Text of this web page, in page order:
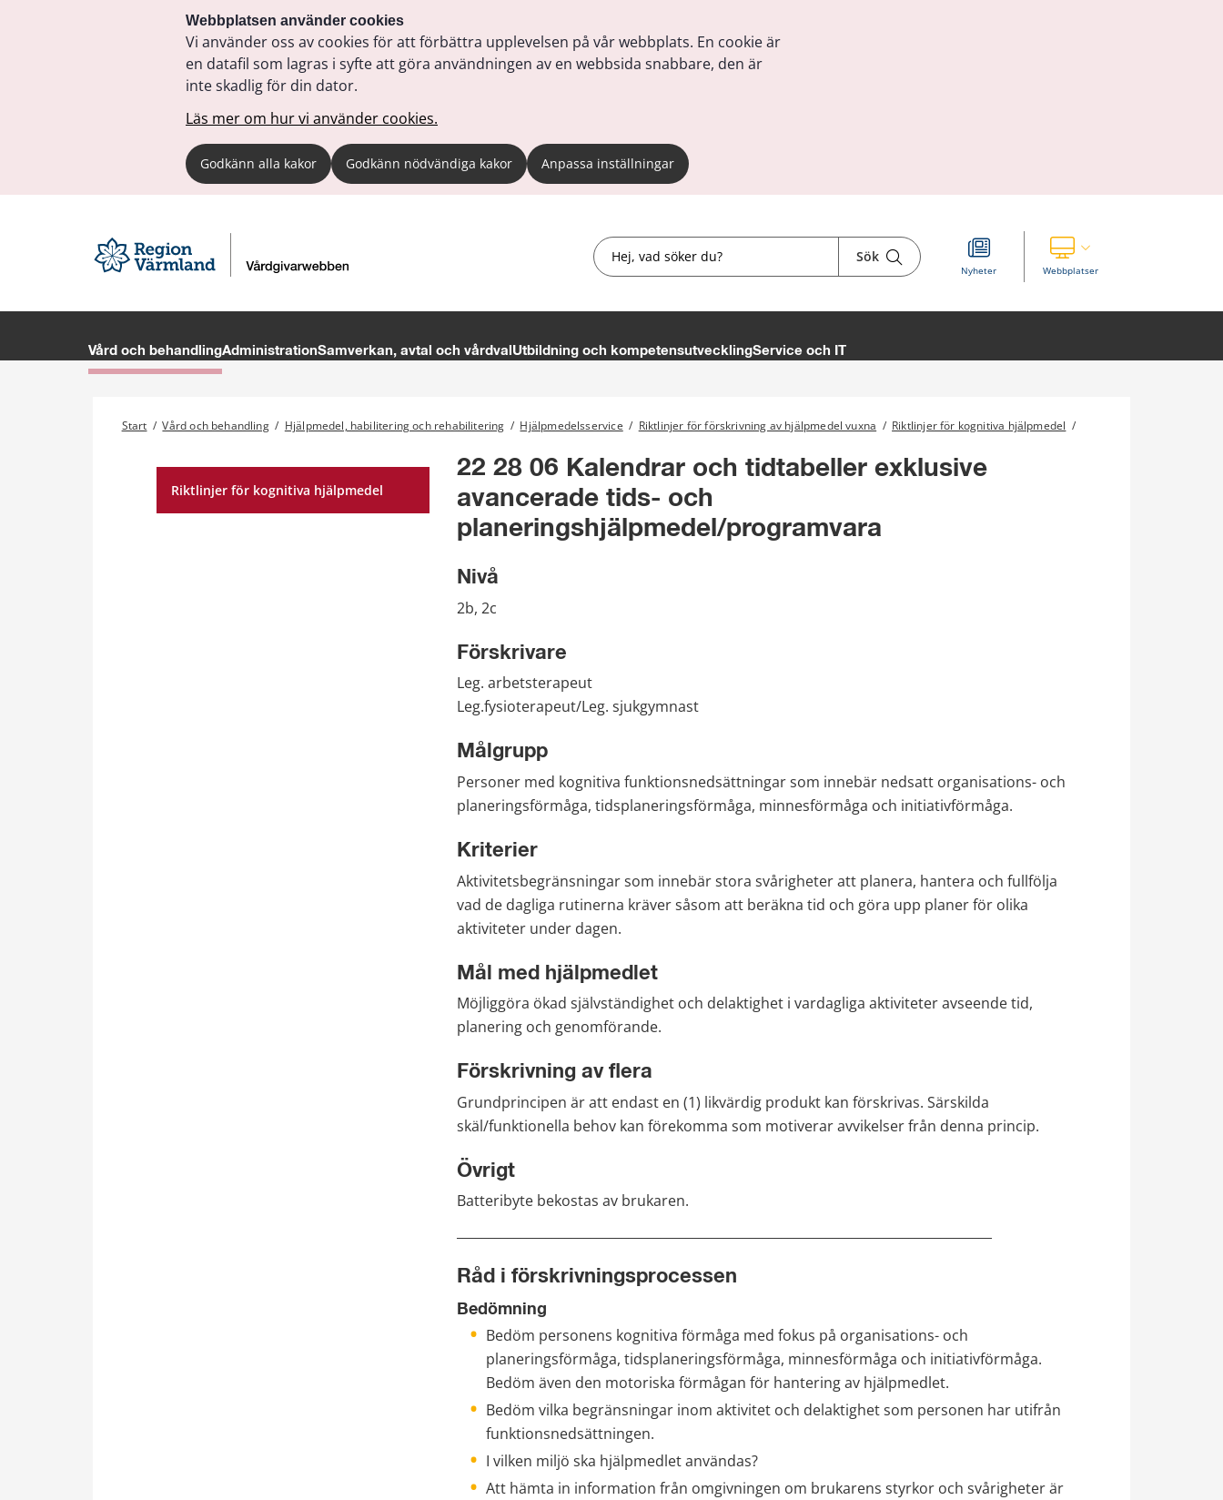
Webbplatsen använder cookies
Vi använder oss av cookies för att förbättra upplevelsen på vår webbplats. En cookie är
en datafil som lagras i syfte att göra användningen av en webbsida snabbare, den är
inte skadlig för din dator.
Läs mer om hur vi använder cookies.
Godkänn alla kakor Godkänn nödvändiga kakor Anpassa inställningar
Sök Sök
Nyheter WebbplatserVisa våra andra webbplatser
Vård och behandlingAdministrationSamverkan, avtal och vårdval Utbildning och kompetensutvecklingService och IT
Start / Vård och behandling / Hjälpmedel, habilitering och rehabilitering / Hjälpmedelsservice / Riktlinjer för förskrivning av hjälpmedel vuxna / Riktlinjer för kognitiva hjälpmedel /
Riktlinjer för kognitiva hjälpmedel
22 28 06 Kalendrar och tidtabeller exklusive
avancerade tids- och
planeringshjälpmedel/programvara
Nivå
2b, 2c
Förskrivare
Leg. arbetsterapeut
Leg.fysioterapeut/Leg. sjukgymnast
Målgrupp
Personer med kognitiva funktionsnedsättningar som innebär nedsatt organisations- och
planeringsförmåga, tidsplaneringsförmåga, minnesförmåga och initiativförmåga.
Kriterier
Aktivitetsbegränsningar som innebär stora svårigheter att planera, hantera och fullfölja
vad de dagliga rutinerna kräver såsom att beräkna tid och göra upp planer för olika
aktiviteter under dagen.
Mål med hjälpmedlet
Möjliggöra ökad självständighet och delaktighet i vardagliga aktiviteter avseende tid,
planering och genomförande.
Förskrivning av flera
Grundprincipen är att endast en (1) likvärdig produkt kan förskrivas. Särskilda
skäl/funktionella behov kan förekomma som motiverar avvikelser från denna princip.
Övrigt
Batteribyte bekostas av brukaren.
Råd i förskrivningsprocessen
Bedömning
Bedöm personens kognitiva förmåga med fokus på organisations- och
planeringsförmåga, tidsplaneringsförmåga, minnesförmåga och initiativförmåga.
Bedöm även den motoriska förmågan för hantering av hjälpmedlet.
Bedöm vilka begränsningar inom aktivitet och delaktighet som personen har utifrån
funktionsnedsättningen.
I vilken miljö ska hjälpmedlet användas?
Att hämta in information från omgivningen om brukarens styrkor och svårigheter är